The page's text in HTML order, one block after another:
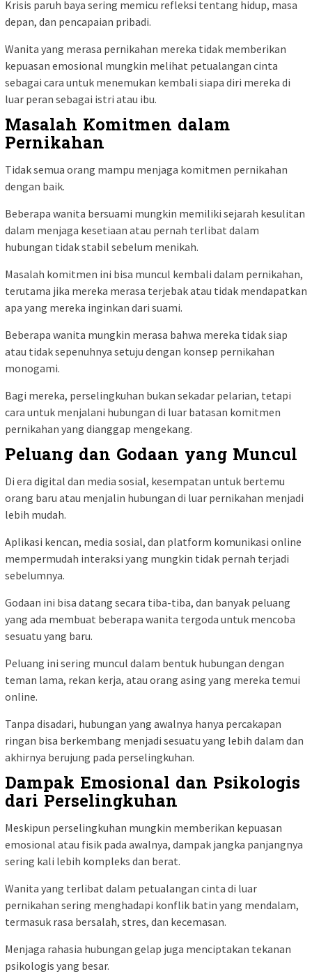
Krisis paruh baya sering memicu refleksi tentang hidup, masa
depan, dan pencapaian pribadi.
Wanita yang merasa pernikahan mereka tidak memberikan
kepuasan emosional mungkin melihat petualangan cinta
sebagai cara untuk menemukan kembali siapa diri mereka di
luar peran sebagai istri atau ibu.
Masalah Komitmen dalam
Pernikahan
Tidak semua orang mampu menjaga komitmen pernikahan
dengan baik.
Beberapa wanita bersuami mungkin memiliki sejarah kesulitan
dalam menjaga kesetiaan atau pernah terlibat dalam
hubungan tidak stabil sebelum menikah.
Masalah komitmen ini bisa muncul kembali dalam pernikahan,
terutama jika mereka merasa terjebak atau tidak mendapatkan
apa yang mereka inginkan dari suami.
Beberapa wanita mungkin merasa bahwa mereka tidak siap
atau tidak sepenuhnya setuju dengan konsep pernikahan
monogami.
Bagi mereka, perselingkuhan bukan sekadar pelarian, tetapi
cara untuk menjalani hubungan di luar batasan komitmen
pernikahan yang dianggap mengekang.
Peluang dan Godaan yang Muncul
Di era digital dan media sosial, kesempatan untuk bertemu
orang baru atau menjalin hubungan di luar pernikahan menjadi
lebih mudah.
Aplikasi kencan, media sosial, dan platform komunikasi online
mempermudah interaksi yang mungkin tidak pernah terjadi
sebelumnya.
Godaan ini bisa datang secara tiba-tiba, dan banyak peluang
yang ada membuat beberapa wanita tergoda untuk mencoba
sesuatu yang baru.
Peluang ini sering muncul dalam bentuk hubungan dengan
teman lama, rekan kerja, atau orang asing yang mereka temui
online.
Tanpa disadari, hubungan yang awalnya hanya percakapan
ringan bisa berkembang menjadi sesuatu yang lebih dalam dan
akhirnya berujung pada perselingkuhan.
Dampak Emosional dan Psikologis
dari Perselingkuhan
Meskipun perselingkuhan mungkin memberikan kepuasan
emosional atau fisik pada awalnya, dampak jangka panjangnya
sering kali lebih kompleks dan berat.
Wanita yang terlibat dalam petualangan cinta di luar
pernikahan sering menghadapi konflik batin yang mendalam,
termasuk rasa bersalah, stres, dan kecemasan.
Menjaga rahasia hubungan gelap juga menciptakan tekanan
psikologis yang besar.